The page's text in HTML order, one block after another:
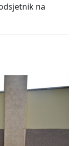
na